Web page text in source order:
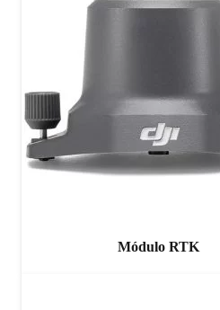
Módulo RTK